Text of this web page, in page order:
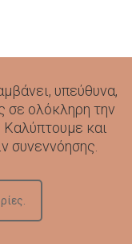
υπεύθυνα,
σε ολόκληρη την
και
συνεννόησης.